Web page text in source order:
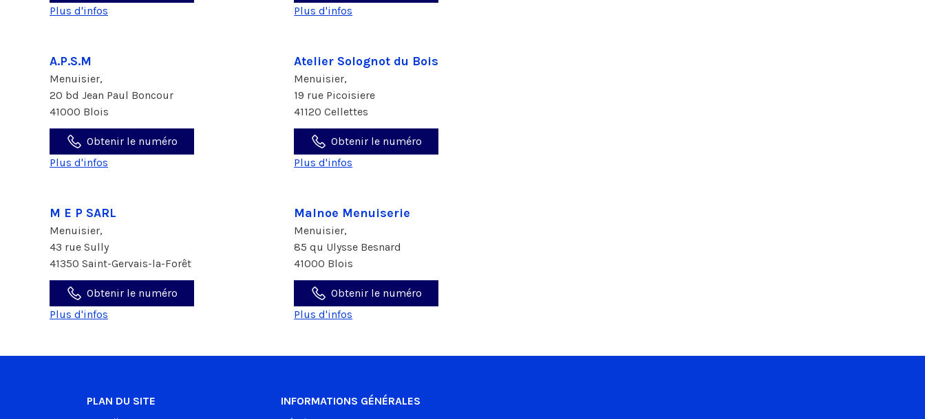
Plus d'infos
Plus d'infos
A.P.S.M
Menuisier,
20 bd Jean Paul Boncour
41000 Blois
Obtenir le numéro
Plus d'infos
Atelier Solognot du Bois
Menuisier,
19 rue Picoisiere
41120 Cellettes
Obtenir le numéro
Plus d'infos
M E P SARL
Menuisier,
43 rue Sully
41350 Saint-Gervais-la-Forêt
Obtenir le numéro
Plus d'infos
Malnoe Menuiserie
Menuisier,
85 qu Ulysse Besnard
41000 Blois
Obtenir le numéro
Plus d'infos
PLAN DU SITE INFORMATIONS GÉNÉRALES